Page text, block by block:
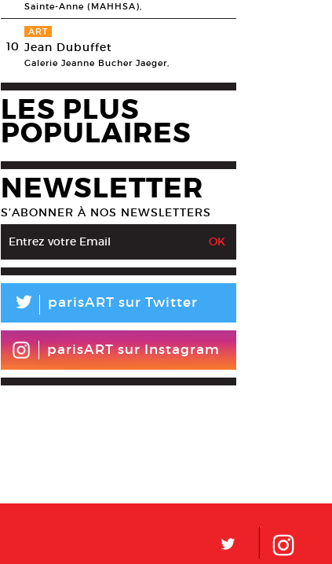
Sainte-Anne (MAHHSA),
10
ART
Jean Dubuffet
Galerie Jeanne Bucher Jaeger,
LES PLUS
POPULAIRES
NEWSLETTER
S’ABONNER À NOS NEWSLETTERS
L parisART sur Twitter
parisART sur Instagram
L